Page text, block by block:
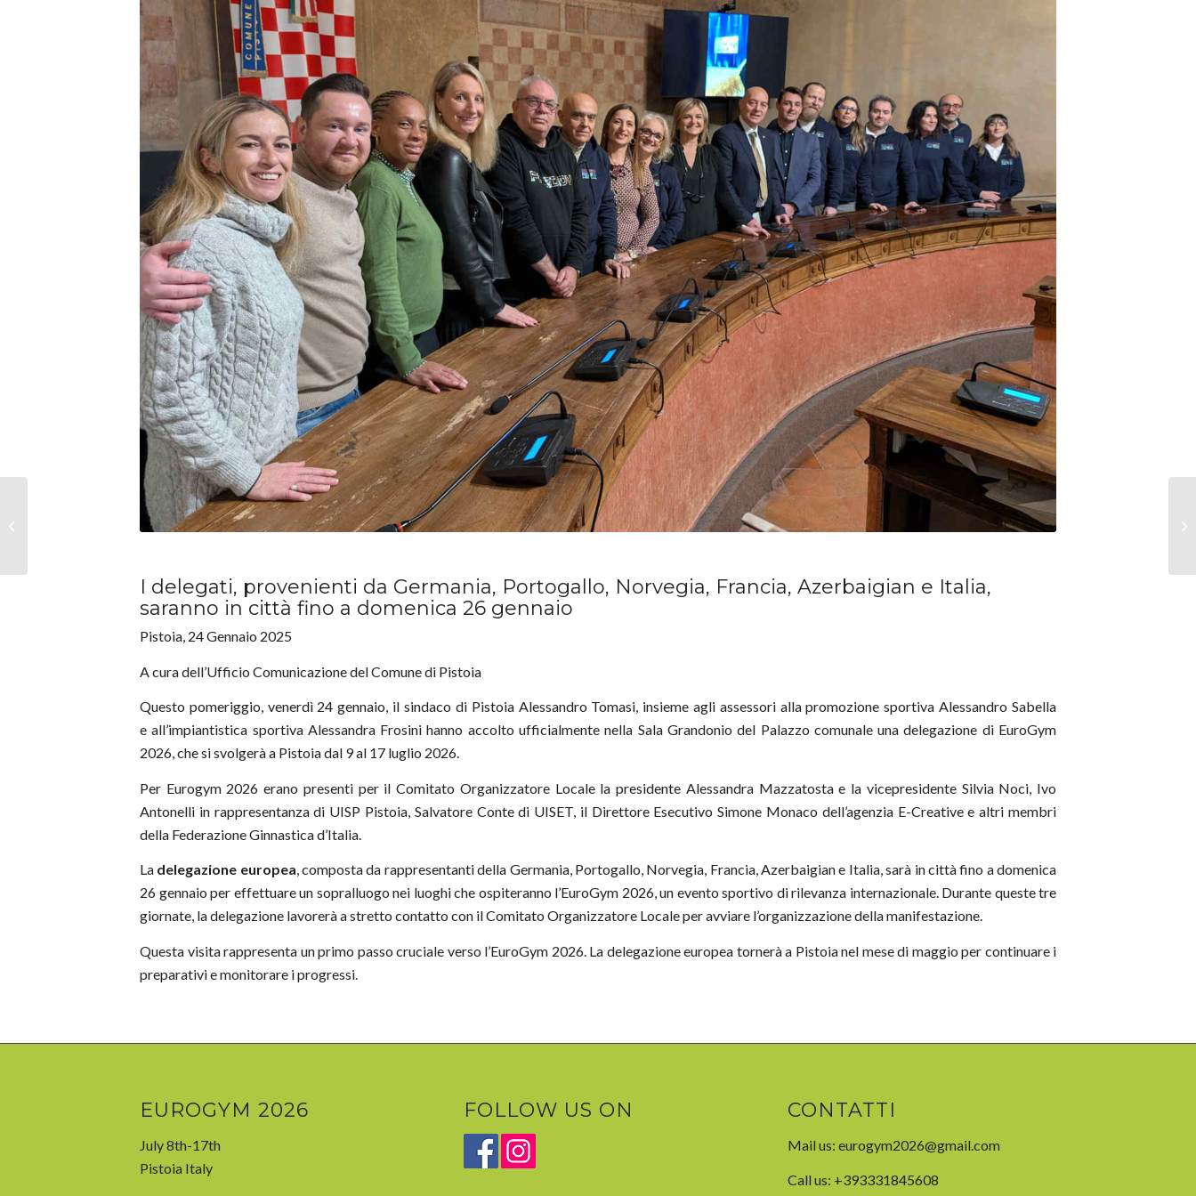
I delegati, provenienti da Germania, Portogallo, Norvegia, Francia, Azerbaigian e Italia,
saranno in città fino a domenica 26 gennaio
Pistoia, 24 Gennaio 2025
A cura dell’Ufficio Comunicazione del Comune di Pistoia
Questo pomeriggio, venerdì 24 gennaio, il sindaco di Pistoia Alessandro Tomasi, insieme agli assessori alla promozione sportiva Alessandro Sabella
e all’impiantistica sportiva Alessandra Frosini hanno accolto ufficialmente nella Sala Grandonio del Palazzo comunale una delegazione di EuroGym
2026, che si svolgerà a Pistoia dal 9 al 17 luglio 2026.
Per Eurogym 2026 erano presenti per il Comitato Organizzatore Locale la presidente Alessandra Mazzatosta e la vicepresidente Silvia Noci, Ivo
Antonelli in rappresentanza di UISP Pistoia, Salvatore Conte di UISET, il Direttore Esecutivo Simone Monaco dell’agenzia E-Creative e altri membri
della Federazione Ginnastica d’Italia.
La delegazione europea, composta da rappresentanti della Germania, Portogallo, Norvegia, Francia, Azerbaigian e Italia, sarà in città fino a domenica
26 gennaio per effettuare un sopralluogo nei luoghi che ospiteranno l’EuroGym 2026, un evento sportivo di rilevanza internazionale. Durante queste tre
giornate, la delegazione lavorerà a stretto contatto con il Comitato Organizzatore Locale per avviare l’organizzazione della manifestazione.
Questa visita rappresenta un primo passo cruciale verso l’EuroGym 2026. La delegazione europea tornerà a Pistoia nel mese di maggio per continuare i
preparativi e monitorare i progressi.
EUROGYM 2026
July 8th-17th
Pistoia Italy
FOLLOW US ON CONTATTI
Mail us: eurogym2026@gmail.com
Call us: +393331845608
Il COL Pistoia Eurogym
2026 all’Eurogym 2024